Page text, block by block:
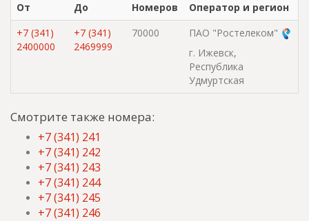
От До Номеров
Оператор и регион
+7 (341)
2400000
+7 (341)
2469999
70000
ПАО "Ростелеком"
г. Ижевск,
Республика
Удмуртская
Смотрите также номера:
+7 (341) 241
+7 (341) 242
+7 (341) 243
+7 (341) 244
+7 (341) 245
+7 (341) 246